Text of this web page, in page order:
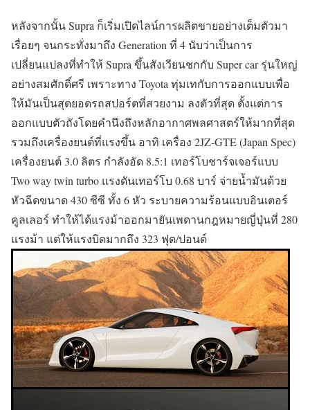
หลังจากนั้น Supra ก็เริ่มเปิดไลน์การผลิตขายอย่างเต็มตัวมา
เรื่อยๆ จนกระทั่งมาถึง Generation ที่ 4 นับว่าเป็นการ
เปลี่ยนแปลงที่ทำให้ Supra ขึ้นสังเวียนชกกับ Super car รุ่นใหญ่
อย่างสมศักดิ์ศรี เพราะทาง Toyota ทุ่มเทกับการออกแบบเพื่อ
ให้มันเป็นสุดยอดรถสปอร์ตที่สวยงาม ลงตัวที่สุด ตั้งแต่การ
ออกแบบตัวถังโดยคำนึงถึงหลักอากาศพลศาสตร์ให้มากที่สุด
รวมถึงเครื่องยนต์ที่แรงขึ้น อาทิ เครื่อง 2JZ-GTE (Japan Spec)
เครื่องยนต์ 3.0 ลิตร กำลังอัด 8.5:1 เทอร์โบชาร์จเจอร์แบบ
Two way twin turbo แรงดันเทอร์โบ 0.68 บาร์ จ่ายน้ำมันด้วย
หัวฉีดขนาด 430 ซีซี ทั้ง 6 หัว ระบายความร้อนแบบอินเตอร์
คูลเลอร์ ทำให้ได้แรงม้าออกมายันเพดานกฎหมายญี่ปุ่นที่ 280
แรงม้า แต่ให้แรงบิดมากถึง 323 ฟุต/ปอนด์